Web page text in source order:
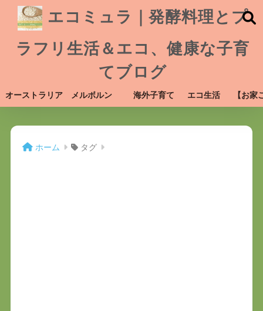
エコミュラ｜発酵料理とプ
ラフリ生活＆エコ、健康な子育
てブログ
オーストラリア メルボルン 海外子育て エコ生活 【お
ホーム タグ